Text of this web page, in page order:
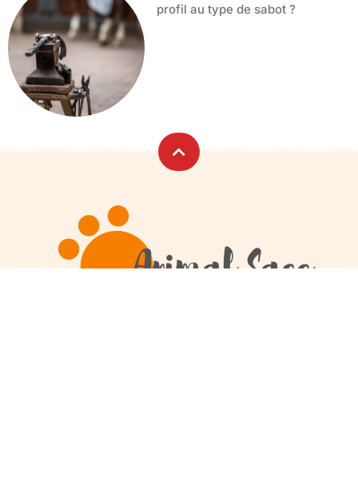
profil au type de sabot ?